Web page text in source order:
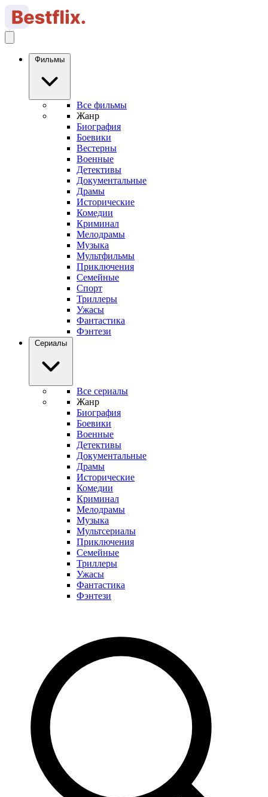
Фильмы
Все фильмы
Жанр
Биография
Боевики
Вестерны
Военные
Детективы
Документальные
Драмы
Исторические
Комедии
Криминал
Мелодрамы
Музыка
Мультфильмы
Приключения
Семейные
Спорт
Триллеры
Ужасы
Фантастика
Фэнтези
Сериалы
Все сериалы
Жанр
Биография
Боевики
Военные
Детективы
Документальные
Драмы
Исторические
Комедии
Криминал
Мелодрамы
Музыка
Мультсериалы
Приключения
Семейные
Триллеры
Ужасы
Фантастика
Фэнтези